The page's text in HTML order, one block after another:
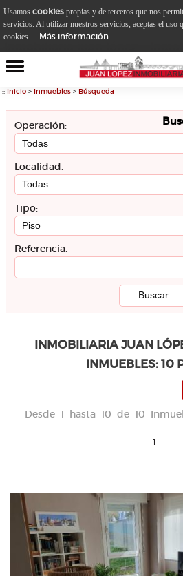
:: Inicio > Inmuebles > Búsqueda
Operación:
Localidad:
Tipo:
Referencia:
INMOBILIARIA JUAN
INMUEBLES: 10
Desde 1 hasta 10 de 10
1
Usamos cookies propias y de terceros que nos
servicios. Al utilizar nuestros servicios, aceptas el uso
cookies.
Más información